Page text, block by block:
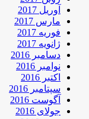
آوریل 2017
مارس 2017
فوریه 2017
ژانویه 2017
دسامبر 2016
نوامبر 2016
اکتبر 2016
سپتامبر 2016
آگوست 2016
جولای 2016